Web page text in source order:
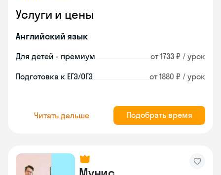
Услуги и цены
Английский язык
Для детей - премиум от 1733 ₽ / урок
Подготовка к ЕГЭ/ОГЭ от 1880 ₽ / урок
Читать дальше Подобрать время